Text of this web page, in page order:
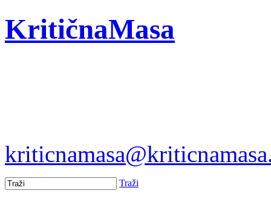
KritičnaMasa
Traži